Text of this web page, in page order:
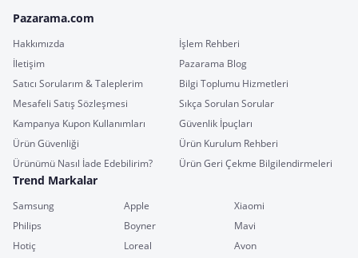
Pazarama.com
Hakkımızda
İşlem Rehberi
İletişim
Pazarama Blog
Satıcı Sorularım & Taleplerim
Bilgi Toplumu Hizmetleri
Mesafeli Satış Sözleşmesi
Sıkça Sorulan Sorular
Kampanya Kupon Kullanımları
Güvenlik İpuçları
Ürün Güvenliği
Ürün Kurulum Rehberi
Ürünümü Nasıl İade Edebilirim?
Ürün Geri Çekme Bilgilendirmeleri
Trend Markalar
Samsung Apple
Xiaomi
Philips
Boyner
Mavi
Hotiç
Loreal
Avon